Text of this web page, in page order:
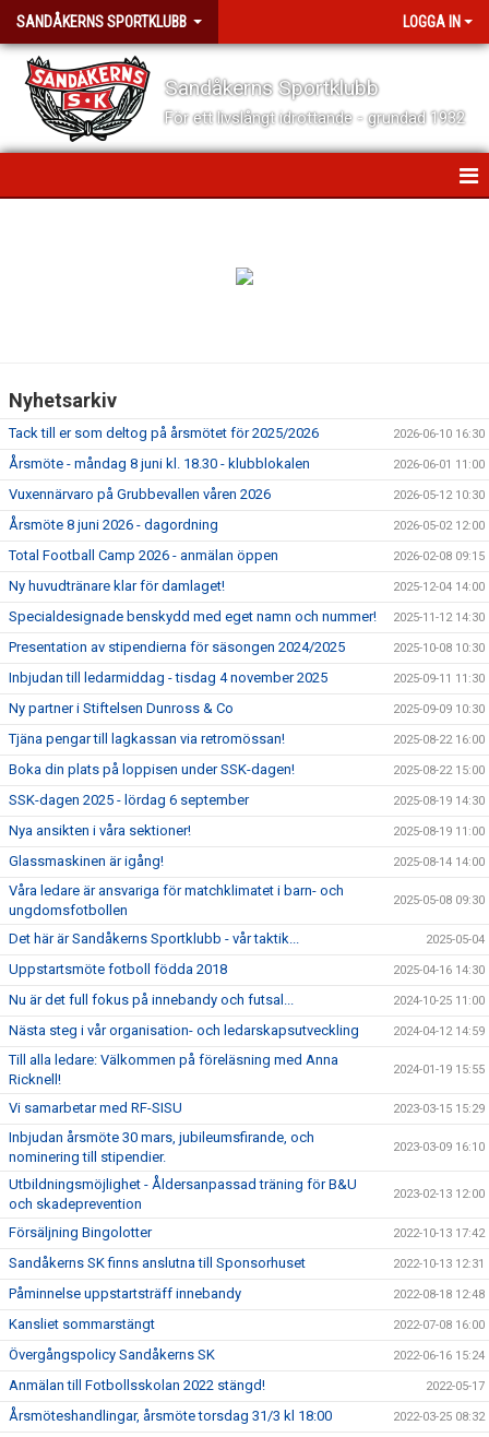
SANDÅKERNS SPORTKLUBB LOGGA IN
Sandåkerns Sportklubb
För ett livslångt idrottande - grundad 1932
FÖR VÅRA MEDLEMMAR
FÖR VÅRA LEDARE
KONTAKT
Nyhetsarkiv
Tack till er som deltog på årsmötet för 2025/2026 2026-06-10 16:30
Årsmöte - måndag 8 juni kl. 18.30 - klubblokalen 2026-06-01 11:00
Vuxennärvaro på Grubbevallen våren 2026 2026-05-12 10:30
Årsmöte 8 juni 2026 - dagordning 2026-05-02 12:00
Total Football Camp 2026 - anmälan öppen 2026-02-08 09:15
Ny huvudtränare klar för damlaget! 2025-12-04 14:00
Specialdesignade benskydd med eget namn och nummer! 2025-11-12 14:30
Presentation av stipendierna för säsongen 2024/2025 2025-10-08 10:30
Inbjudan till ledarmiddag - tisdag 4 november 2025 2025-09-11 11:30
Ny partner i Stiftelsen Dunross & Co 2025-09-09 10:30
Tjäna pengar till lagkassan via retromössan! 2025-08-22 16:00
Boka din plats på loppisen under SSK-dagen! 2025-08-22 15:00
SSK-dagen 2025 - lördag 6 september 2025-08-19 14:30
Nya ansikten i våra sektioner! 2025-08-19 11:00
Glassmaskinen är igång! 2025-08-14 14:00
Våra ledare är ansvariga för matchklimatet i barn- och
ungdomsfotbollen
2025-05-08 09:30
Det här är Sandåkerns Sportklubb - vår taktik... 2025-05-04
Uppstartsmöte fotboll födda 2018 2025-04-16 14:30
Nu är det full fokus på innebandy och futsal... 2024-10-25 11:00
Nästa steg i vår organisation- och ledarskapsutveckling 2024-04-12 14:59
Till alla ledare: Välkommen på föreläsning med Anna
Ricknell!
2024-01-19 15:55
Vi samarbetar med RF-SISU 2023-03-15 15:29
Inbjudan årsmöte 30 mars, jubileumsfirande, och
nominering till stipendier.
2023-03-09 16:10
Utbildningsmöjlighet - Åldersanpassad träning för B&U
och skadeprevention
2023-02-13 12:00
Försäljning Bingolotter 2022-10-13 17:42
Sandåkerns SK finns anslutna till Sponsorhuset 2022-10-13 12:31
Påminnelse uppstartsträff innebandy 2022-08-18 12:48
Kansliet sommarstängt 2022-07-08 16:00
Övergångspolicy Sandåkerns SK 2022-06-16 15:24
Anmälan till Fotbollsskolan 2022 stängd! 2022-05-17
Årsmöteshandlingar, årsmöte torsdag 31/3 kl 18:00 2022-03-25 08:32